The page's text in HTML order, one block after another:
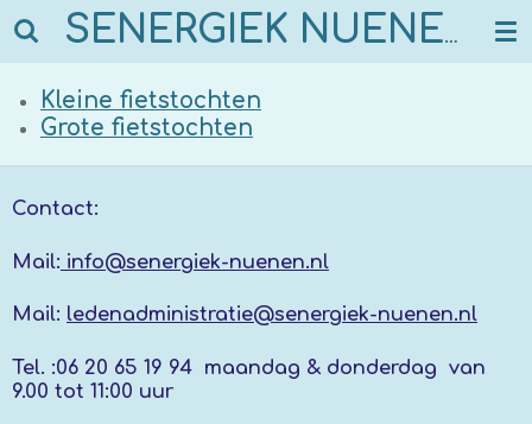
Ga
de
hoofdinhoud
SENERGIEK NUENEN
Kleine fietstochten
Grote fietstochten
Contact:
Mail: info@senergiek-nuenen.nl
Mail: ledenadministratie@senergiek-nuenen.nl
Tel. :06 20 65 19 94 maandag & donderdag van
9.00 tot 11:00 uur